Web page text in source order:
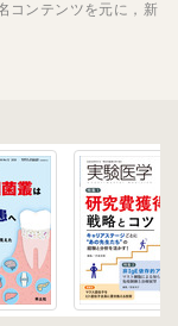
コンテンツを元に，新